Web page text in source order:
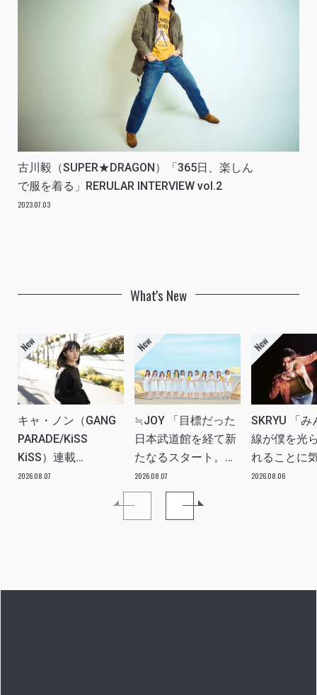
古川毅（SUPER★DRAGON）「365日、楽しん
で服を着る」RERULAR INTERVIEW vol.2
2023.07.03
What's New
キャ・ノン（GANG
PARADE/KiSS
KiSS）連載
vol.113「読者からの
質問”のんちゃんはラ
2026.08.07
≒JOY 「目標だった
日本武道館を経て新
たなるスタート。
≒JOYにしかない魅
力を磨いていきた
2026.08.07
SKRYU 「み
線が僕を光
れることに
た」
2026.08.06